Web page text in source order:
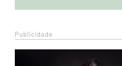
Publicidade